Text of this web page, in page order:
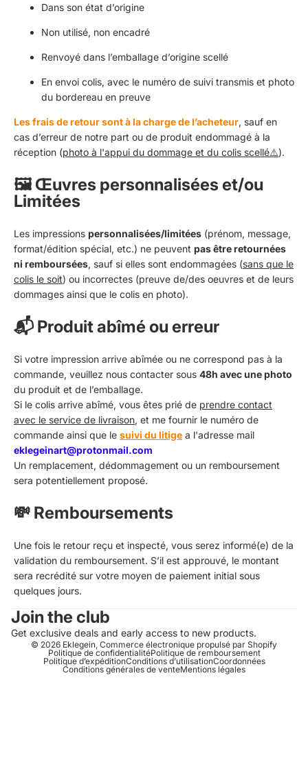
Dans son état d’origine
Non utilisé, non encadré
Renvoyé dans l’emballage d’origine scellé
En envoi colis, avec le numéro de suivi transmis et photo
du bordereau en preuve
Les frais de retour sont à la charge de l’acheteur, sauf en
cas d’erreur de notre part ou de produit endommagé à la
réception (photo à l'appui du dommage et du colis scellé⚠️).
🖼️ Œuvres personnalisées et/ou
Limitées
Les impressions personnalisées/limitées (prénom, message,
format/édition spécial, etc.) ne peuvent pas être retournées
ni remboursées, sauf si elles sont endommagées (sans que le
colis le soit) ou incorrectes (preuve de/des oeuvres et de leurs
dommages ainsi que le colis en photo).
📬 Produit abîmé ou erreur
Si votre impression arrive abîmée ou ne correspond pas à la
commande, veuillez nous contacter sous 48h avec une photo
du produit et de l’emballage.
Si le colis arrive abîmé, vous êtes prié de prendre contact
avec le service de livraison, et me fournir le numéro de
commande ainsi que le suivi du litige a l'adresse mail
eklegeinart@protonmail.com
Un remplacement, dédommagement ou un remboursement
sera potentiellement proposé.
💸 Remboursements
Une fois le retour reçu et inspecté, vous serez informé(e) de la
validation du remboursement. S’il est approuvé, le montant
sera recrédité sur votre moyen de paiement initial sous
quelques jours.
Join the club
Get exclusive deals and early access to new products.
© 2026 Eklegein, Commerce électronique propulsé par Shopify
Politique de confidentialitéPolitique de remboursement
Politique d’expéditionConditions d’utilisationCoordonnées
Conditions générales de venteMentions légales